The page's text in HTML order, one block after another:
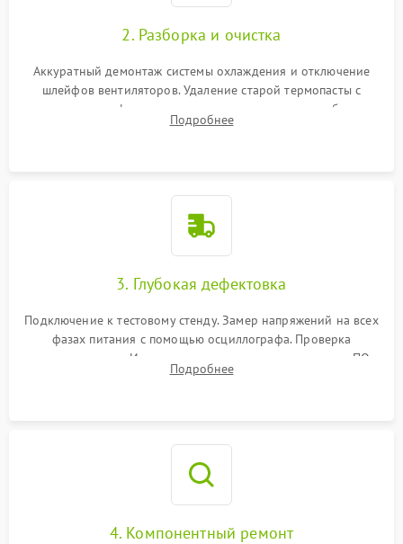
2. Разборка и очистка
Аккуратный демонтаж системы охлаждения и отключение
шлейфов вентиляторов. Удаление старой термопасты с
кристалла графического чипа и термопрокладок с банок
памяти и зоны VRM. Очистка платы от пыли и окислов.
Подробнее
3. Глубокая дефектовка
Подключение к тестовому стенду. Замер напряжений на всех
фазах питания с помощью осциллографа. Проверка
инициализации. Использование специализированного ПО
MATS
Подробнее
4. Компонентный ремонт